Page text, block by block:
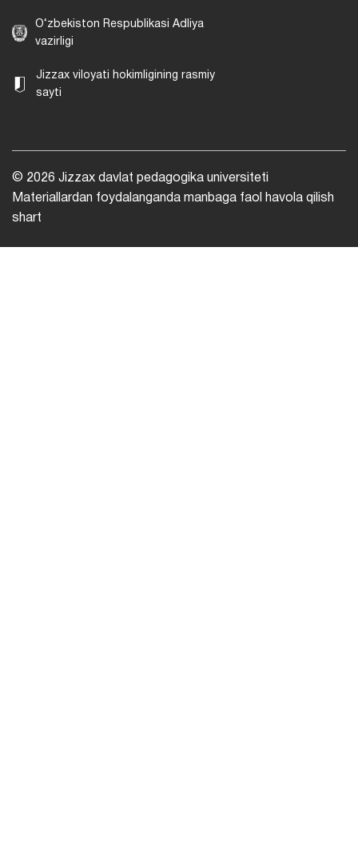
O‘zbekiston Respublikasi Adliya
vazirligi
Jizzax viloyati hokimligining rasmiy
sayti
© 2026 Jizzax davlat pedagogika universiteti
Materiallardan foydalanganda manbaga faol havola qilish
shart